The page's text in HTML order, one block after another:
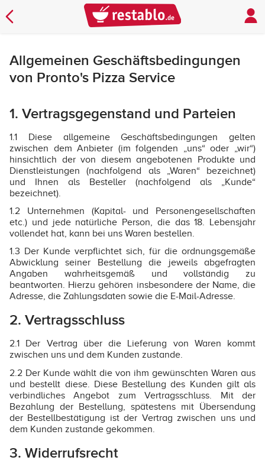
Allgemeinen Geschäftsbedingungen
von Pronto's Pizza Service
1. Vertragsgegenstand und Parteien
1.1 Diese allgemeine Geschäftsbedingungen gelten
zwischen dem Anbieter (im folgenden „uns“ oder „wir“)
hinsichtlich der von diesem angebotenen Produkte und
Dienstleistungen (nachfolgend als „Waren“ bezeichnet)
und Ihnen als Besteller (nachfolgend als „Kunde“
bezeichnet).
1.2 Unternehmen (Kapital- und Personengesellschaften
etc.) und jede natürliche Person, die das 18. Lebensjahr
vollendet hat, kann bei uns Waren bestellen.
1.3 Der Kunde verpflichtet sich, für die ordnungsgemäße
Abwicklung seiner Bestellung die jeweils abgefragten
Angaben wahrheitsgemäß und vollständig zu
beantworten. Hierzu gehören insbesondere der Name, die
Adresse, die Zahlungsdaten sowie die E-Mail-Adresse.
2. Vertragsschluss
2.1 Der Vertrag über die Lieferung von Waren kommt
zwischen uns und dem Kunden zustande.
2.2 Der Kunde wählt die von ihm gewünschten Waren aus
und bestellt diese. Diese Bestellung des Kunden gilt als
verbindliches Angebot zum Vertragsschluss. Mit der
Bezahlung der Bestellung, spätestens mit Übersendung
der Bestellbestätigung ist der Vertrag zwischen uns und
dem Kunden zustande gekommen.
3. Widerrufsrecht